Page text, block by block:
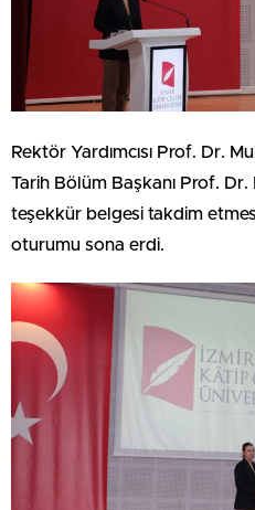
Rektör Yardımcısı Prof. Dr.
Tarih Bölüm Başkanı Prof.
teşekkür belgesi takdim
oturumu sona erdi.